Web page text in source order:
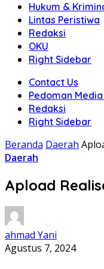
Hukum &
Lintas Peristiwa
Redaksi
OKU
Right Sidebar
Contact Us
Pedoman
Redaksi
Right Sidebar
Beranda Daerah
Daerah
Apload
ahmad Yani
Agustus 7, 2024